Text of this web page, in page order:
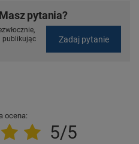
pytania?
publikując
Zadaj pytanie
ocena:
5/5